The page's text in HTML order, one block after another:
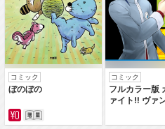
閉じ
コミック
ぼのぼの
コミック
フルカラー版
ァイト‼ ヴァ